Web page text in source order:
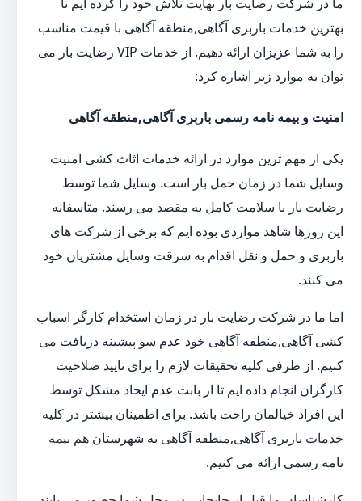
بهترین خدمات باربری آگاهی,منطقه آگاهی با قیمت مناسب
را به شما عزیزان ارائه دهیم. از خدمات VIP رضایت بار می
توان به موارد زیر اشاره کرد:
امنیت و بیمه نامه رسمی باربری آگاهی,منطقه آگاهی
یکی از مهم ترین موارد در ارائه خدمات اثاث کشی امنیت
وسایل شما در زمان حمل بار است. وسایل شما توسط
رضایت بار با سلامت کامل به مقصد می رسند. متاسفانه
این روزها شاهد مواردی بوده ایم که برخی از شرکت های
باربری و حمل و نقل اقدام به سرقت وسایل مشتریان خود
می کنند.
اما ما در شرکت رضایت بار در زمان استخدام کارگر اسباب
کشی آگاهی,منطقه آگاهی خود عدم سو پیشینه دریافت می
کنیم. از طرفی کلیه تحقیقات لازم را برای تایید صلاحیت
کارگران انجام داده ایم تا از بابت عدم ایجاد مشکل توسط
این افراد خیالمان راحت باشد. برای اطمینان بیشتر در کلیه
خدمات باربری آگاهی,منطقه آگاهی به شهرستان هم بیمه
نامه رسمی ارائه می کنیم.